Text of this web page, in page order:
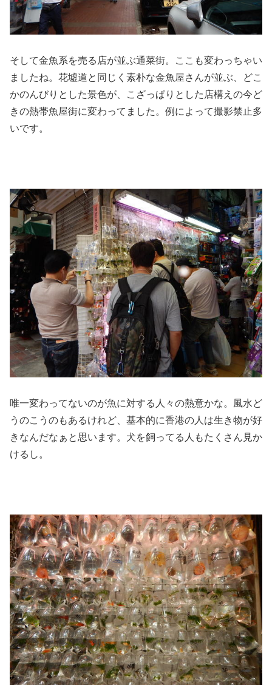
そして金魚系を売る店が並ぶ通菜街。ここも変わっちゃい
ましたね。花墟道と同じく素朴な金魚屋さんが並ぶ、どこ
かのんびりとした景色が、こざっぱりとした店構えの今ど
きの熱帯魚屋街に変わってました。例によって撮影禁止多
いです。
唯一変わってないのが魚に対する人々の熱意かな。風水ど
うのこうのもあるけれど、基本的に香港の人は生き物が好
きなんだなぁと思います。犬を飼ってる人もたくさん見か
けるし。